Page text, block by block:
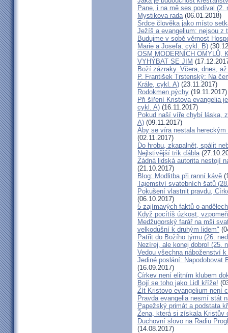
Pane, i na mě ses podíval
Mystikova rada(06.01.2018)
Srdce člověka jako místo
Ježíš a evangelium: nejsou z
Budujme v sobě věrnost
Marie a Josefa, cykl. B)
OSM MODERNÍCH OMYLŮ,
VYHÝBAT SE JIM
Boží zázraky. Včera, dnes,
P. František Trstenský: Na
Krále, cykl. A) (23.11.2017)
Rodokmen pýchy (19.11.2017)
Při šíření Kristova evangelia
cykl. A) (16.11.2017)
Pokud naší víře chybí láska,
A) (09.11.2017)
Aby se víra nestala
(02.11.2017)
Do hrobu, zkapalnět, spálit
Nejlstivější trik ďábla
Žádná lidská autorita nestojí
(21.10.2017)
Blog: Modlitba při ranní kávě
Tajemství svatebních šatů
Pokušení vlastnit pravdu,
(06.10.2017)
5 zajímavých faktů o
Když pocítíš úzkost,
Medžugorský farář na mši
velkodušní k druhým lidem"
Patřit do Božího týmu (26.
Nezírej, ale konej dobro! (25.
Vedou všechna náboženství k
Jediné poslání: Napodobovat
(16.09.2017)
Církev není elitním klubem
Bojí se toho jako Lidl kříže!
Žít Kristovo evangelium není
Pravda evangelia nesmí stát
Papežský primát a podstata
Žena, která si získala Kristův
Duchovní slovo na Radiu
(14.08.2017)